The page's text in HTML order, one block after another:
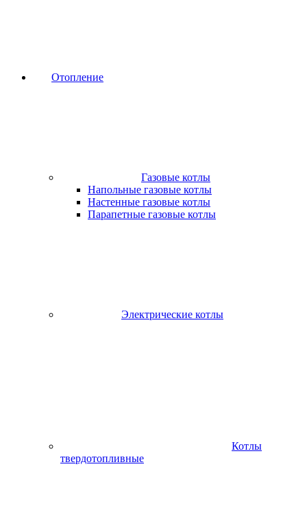
Отопление
Газовые котлы
Напольные газовые котлы
Настенные газовые котлы
Парапетные газовые котлы
Электрические котлы
Котлы
твердотопливные